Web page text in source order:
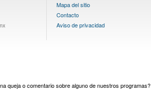
Mapa del sitio
Contacto
Aviso de privacidad
queja o comentario sobre alguno de nuestros programas?